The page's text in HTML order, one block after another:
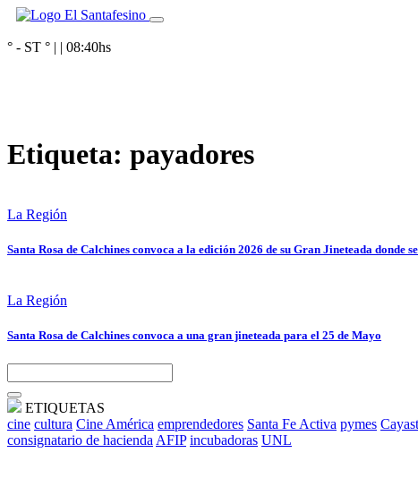
° - ST ° | | 08:40hs
Etiqueta: payadores
La Región
Santa Rosa de Calchines convoca a la edición 2026 de su Gran Jineteada donde
La Región
Santa Rosa de Calchines convoca a una gran jineteada para el 25 de Mayo
ETIQUETAS
cine cultura Cine América emprendedores Santa Fe Activa pymes
consignatario de hacienda AFIP incubadoras UNL